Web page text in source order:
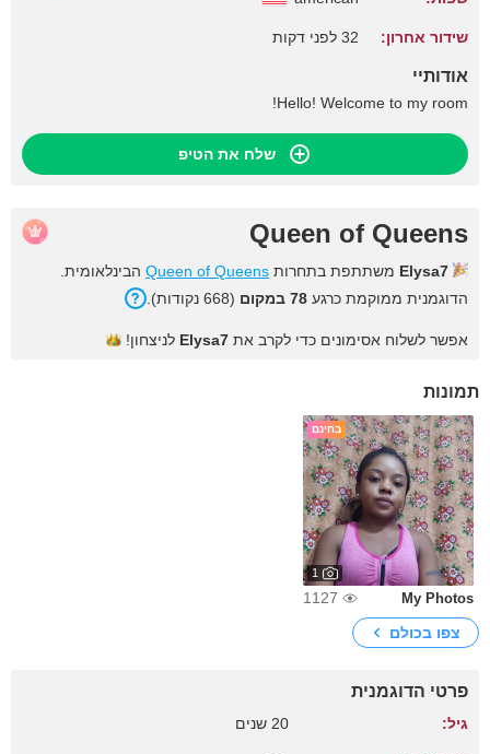
שידור אחרון: 32 לפני דקות
אודותיי
Hello! Welcome to my room!
שלח את הטיפ
Queen of Queens
Elysa7 משתתפת בתחרות Queen of Queens הבינלאומית.
הדוגמנית ממוקמת כרגע 78 במקום (668 נקודות).
אפשר לשלוח אסימונים כדי לקרב את Elysa7 לניצחון!
תמונות
בחינם
1
My Photos
1127
צפו בכולם
פרטי הדוגמנית
גיל: 20 שנים